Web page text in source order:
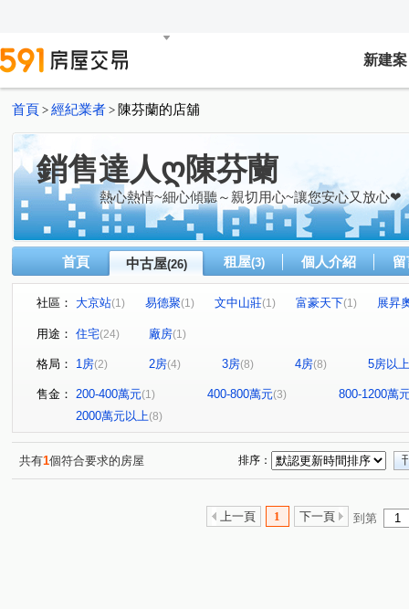
新建案
首頁 > 經紀業者 > 陳芬蘭的店舖
銷售達人ღ陳芬蘭
熱心熱情~細心傾聽～親切用心~讓您安心又放心❤
首頁 中古屋(26) 租屋(3) 個人介紹
社區： 大京站(1) 易德聚(1) 文中山莊(1) 富豪天下(1)
展昇
巴黎站前套房
(2)
21世紀大廈
(1) 麗思卡登 (1) 中國江山(1) (3)
愛三街(1) 大同路 正光二街(1) 大業路一段(1)
桃
和平路(1) 中埔二街
五福一路(1) 大興西路二段(1) 中寧街(1) 寶山街(1)
五福一街(1) (1) 明德街(1)
用途： 住宅(24) 廠房(1)
格局： 1房(2) 2房(4) 3房(8) 4房(8) 5房以上
售金： 200-400萬元(1) 400-800萬元(3)
800-1200萬
2000萬元以上(8)
共有1個符合要求的房屋 排序：
上一頁 1 下一頁 到第